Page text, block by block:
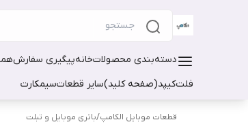
دسته‌بندی محصولاتخانهپیگیری سفارش
فلتکیپد(صفحه کلید)سایر قطعاتسیمکارت
قطعات موبایل الکامپ/باتری موبایل و تبلت